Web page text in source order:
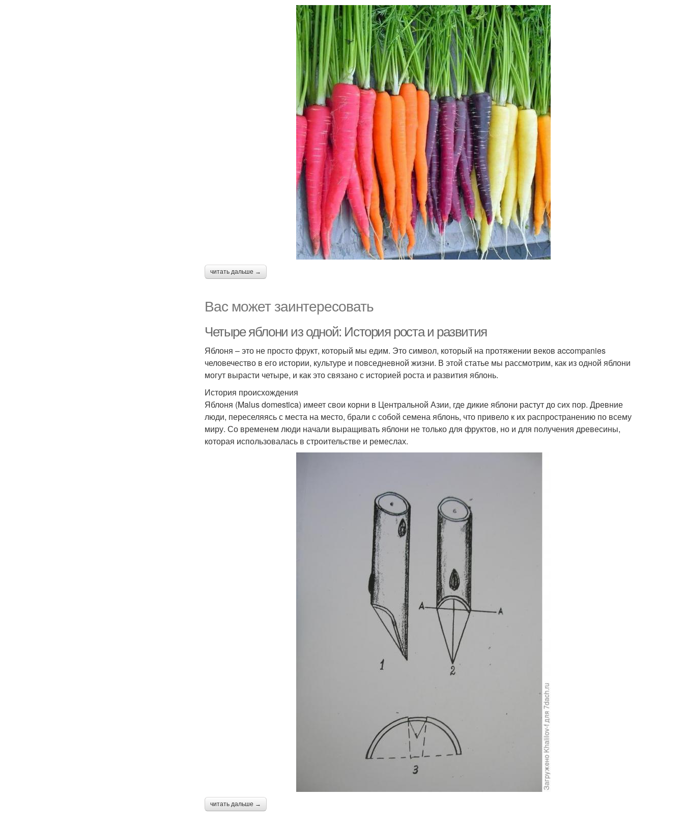
читать дальше →
Вас может заинтересовать
Четыре яблони из одной: История роста и развития
Яблоня – это не просто фрукт, который мы едим. Это символ, который на протяжении веков accompanies
человечество в его истории, культуре и повседневной жизни. В этой статье мы рассмотрим, как из одной яблони
могут вырасти четыре, и как это связано с историей роста и развития яблонь.
История происхождения
Яблоня (Malus domestica) имеет свои корни в Центральной Азии, где дикие яблони растут до сих пор. Древние
люди, переселяясь с места на место, брали с собой семена яблонь, что привело к их распространению по всему
миру. Со временем люди начали выращивать яблони не только для фруктов, но и для получения древесины,
которая использовалась в строительстве и ремеслах.
читать дальше →